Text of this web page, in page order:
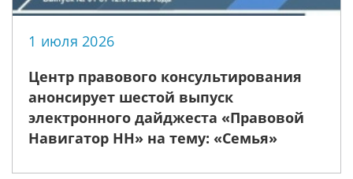
1 июля 2026
Центр правового консультирования
анонсирует шестой выпуск
электронного дайджеста «Правовой
Навигатор НН» на тему: «Семья»